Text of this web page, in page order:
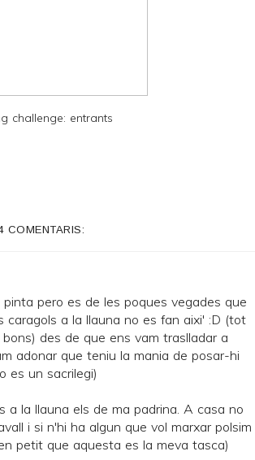
challenge: entrants
COMENTARIS:
pero es de les poques vegades que
caragols a la llauna no es fan aixi' :D (tot
des de que ens vam traslladar a
adonar que teniu la mania de posar-hi
es un sacrilegi)
a la llauna els de ma padrina. A casa no
i si n'hi ha algun que vol marxar polsim
petit que aquesta es la meva tasca)